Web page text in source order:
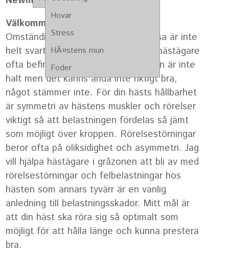
Hovar
Stress
HÃ¤stens mun
Foder
Välkommen till gråzonen!
Omständigheterna kring hästars hälsa är inte
helt svart/vit. Jag vet att man som hästägare
ofta befinner sig i gråzonen – hästen är inte
halt men det känns ändå inte riktigt bra,
något stämmer inte. För din hästs hållbarhet
är symmetri av hästens muskler och rörelser
viktigt så att belastningen fördelas så jämt
som möjligt över kroppen. Rörelsestörningar
beror ofta på oliksidighet och asymmetri. Jag
vill hjälpa hästägare i gråzonen att bli av med
rörelsestörningar och felbelastningar hos
hästen som annars tyvärr är en vanlig
anledning till belastningsskador. Mitt mål är
att din häst ska röra sig så optimalt som
möjligt för att hålla länge och kunna prestera
bra.